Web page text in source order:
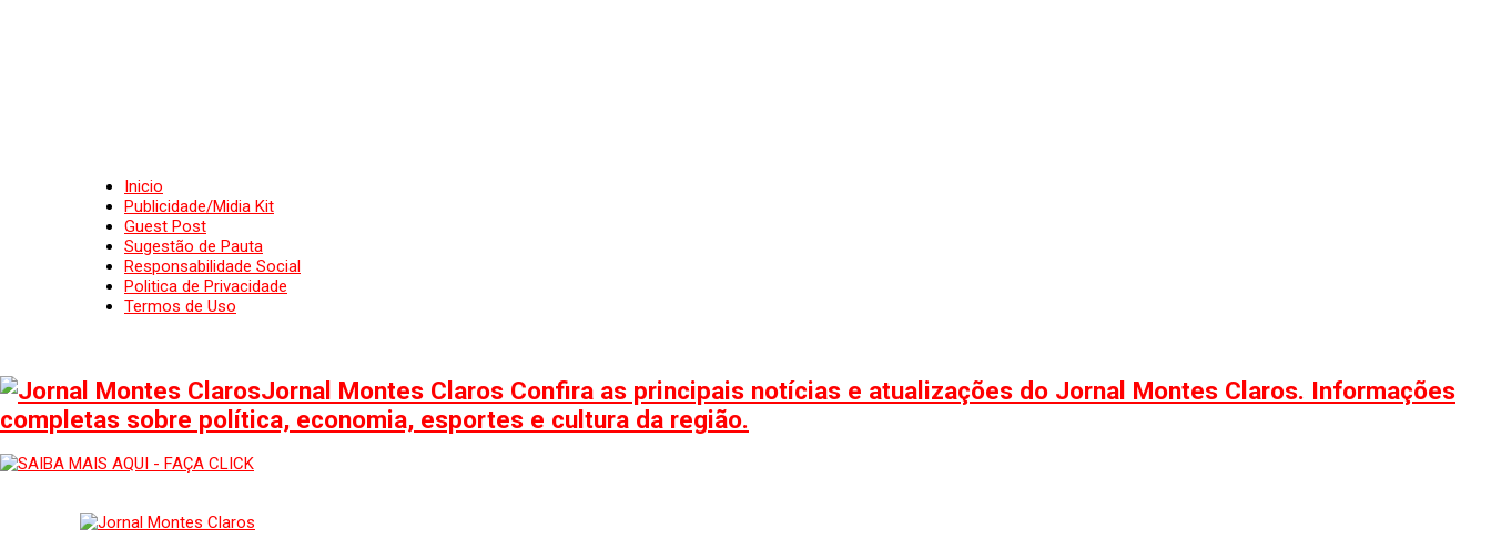
Inicio
Publicidade/Midia Kit
Guest Post
Sugestão de Pauta
Responsabilidade Social
Politica de Privacidade
Termos de Uso
Jornal Montes Claros Confira as principais notícias e atualizações do Jornal Montes Claros. Informações
completas sobre política, economia, esportes e cultura da região.